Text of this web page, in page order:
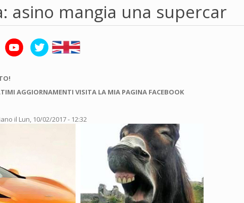
asino mangia una supercar
AGGIORNAMENTI VISITA LA MIA PAGINA FACEBOOK
il Lun, 10/02/2017 - 12:32